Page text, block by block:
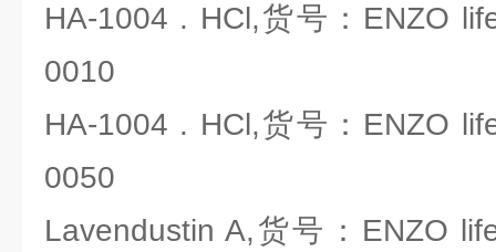
HA-1004 . HCl,货号：ENZO
0010
HA-1004 . HCl,货号：ENZO
0050
Lavendustin A,货号：ENZO